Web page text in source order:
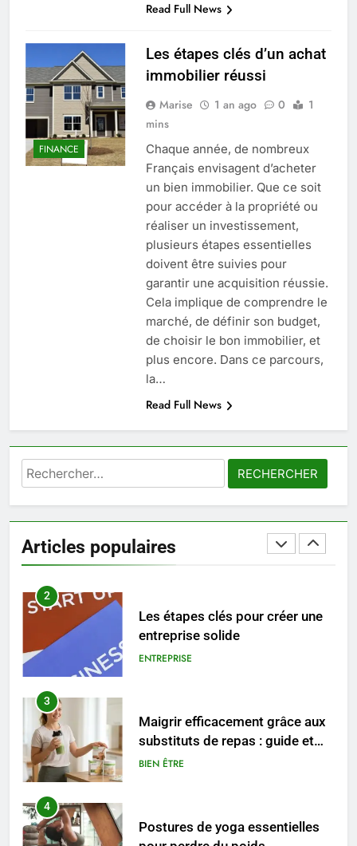
Read Full News
FINANCE
Les étapes clés d’un achat
immobilier réussi
Marise 1 an ago 0
1
mins
Chaque année, de nombreux
Français envisagent d’acheter
un bien immobilier. Que ce soit
pour accéder à la propriété ou
réaliser un investissement,
plusieurs étapes essentielles
doivent être suivies pour
garantir une acquisition réussie.
Cela implique de comprendre le
marché, de définir son budget,
de choisir le bon immobilier, et
plus encore. Dans ce parcours,
la…
Read Full News
Rechercher :
Articles populaires
5
tout ce qu’il faut savoir sur les
saignements
SANTÉ
Les secrets révélés pour une
peau éclatante grâce à The
Ordinary
SANTÉ
Prévenir les chutes chez les
seniors: aménagement et
exercices
BIEN ÊTRE
Voyance à La Rochelle : où
sérieux à un tarif juste ?
BIEN ÊTRE
1
reviennent chaque année
MODE
2
Les étapes clés pour créer une
entreprise solide
ENTREPRISE
3
Maigrir efficacement grâce aux
substituts de repas : guide et
conseils pratiques
BIEN ÊTRE
4
Postures de yoga essentielles